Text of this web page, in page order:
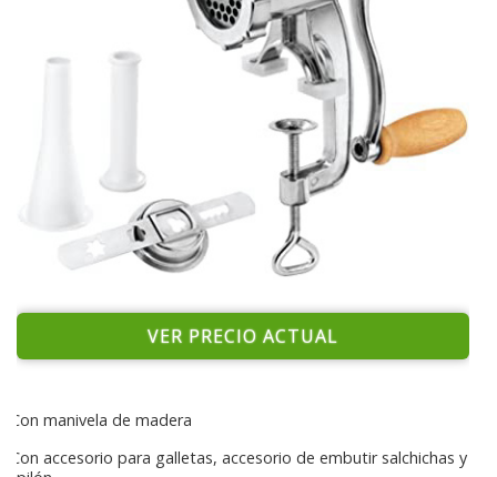
VER PRECIO ACTUAL
Con manivela de madera
Con accesorio para galletas, accesorio de embutir salchichas y